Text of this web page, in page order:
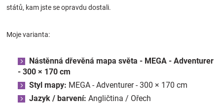
států, kam jste se opravdu dostali.
Moje varianta:
Nástěnná dřevěná mapa světa - MEGA - Adventurer
- 300 × 170 cm
Styl mapy: MEGA - Adventurer - 300 × 170 cm
Jazyk / barvení: Angličtina / Ořech